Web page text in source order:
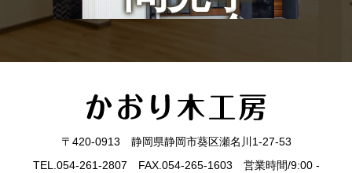
会
〒420-0913 静岡県静岡市葵区瀬名川1-27-53
TEL.054-261-2807 FAX.054-265-1603 営業時間/9:00 -